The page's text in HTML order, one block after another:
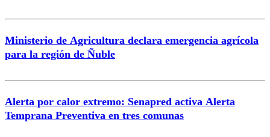
Ministerio de Agricultura declara emergencia agrícola
para la región de Ñuble
Alerta por calor extremo: Senapred activa Alerta
Temprana Preventiva en tres comunas